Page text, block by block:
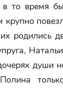
то время
родились
души